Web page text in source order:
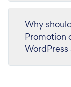
Why
Promotion
WordPress